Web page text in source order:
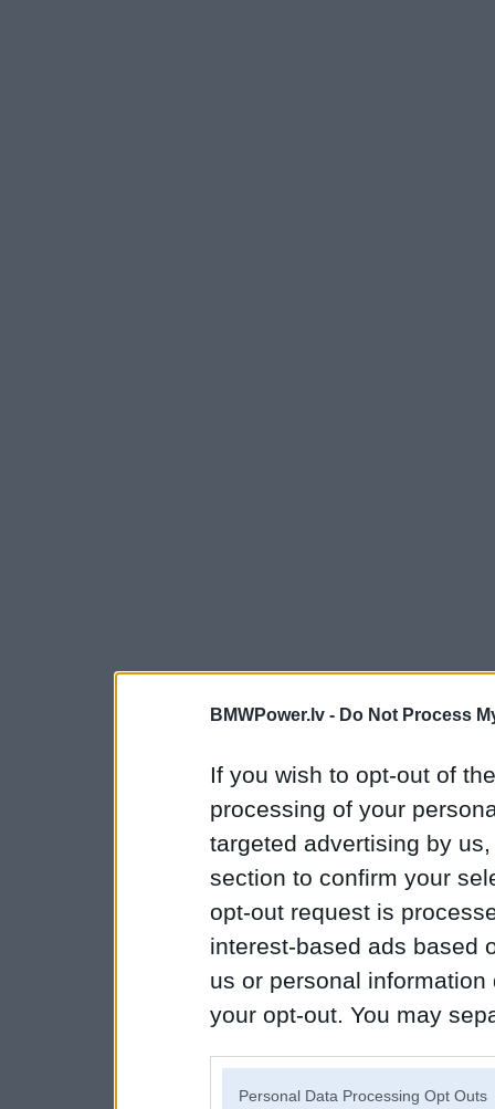
BMWPower.lv - Do Not Process
If you wish to opt-out of
processing of your
targeted advertising by
section to confirm your
opt-out request is
interest-based ads based
us or personal
your opt-out. You may
Personal Data Processing Opt Outs